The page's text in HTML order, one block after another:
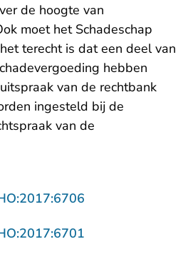
de hoogte van
moet het Schadeschap
terecht is dat een deel van
hebben
van de rechtbank
ingesteld bij de
van de